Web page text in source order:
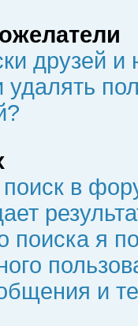
друзей
в
поиска я
и